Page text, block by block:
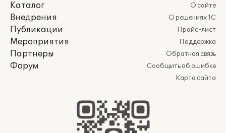
Каталог
Внедрения
Публикации
Мероприятия
Партнеры
Форум
О сайте
О решениях 1С
Прайс-лист
Поддержка
Обратная связь
Сообщить об ошибке
Карта сайта